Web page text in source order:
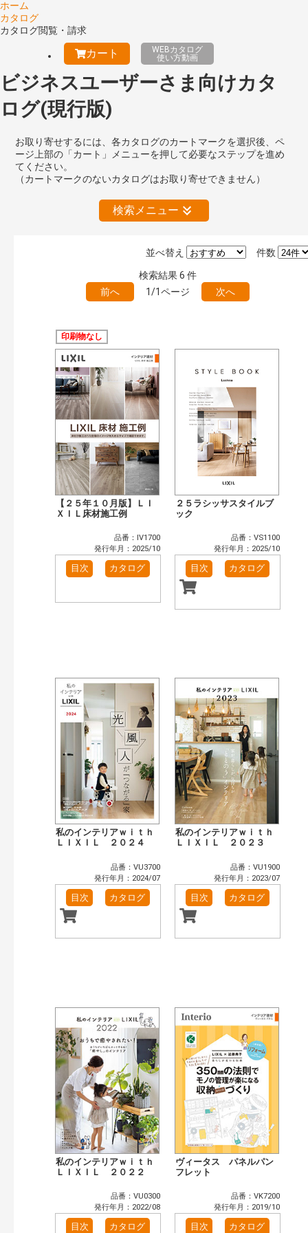
ホーム
カタログ
カタログ閲覧・請求
カート
WEBカタログ
使い方動画
ビジネスユーザーさま向けカタ
ログ(現行版)
お取り寄せするには、各カタログのカートマークを選択後、ペ
ージ上部の「カート」メニューを押して必要なステップを進め
てください。
（カートマークのないカタログはお取り寄せできません）
検索メニュー
絞り込みの解除
キーワード検索（あいまい）
目次も検索 検 索
おすすめハッシュタグ
まずはここから（7）
施工イメージ・アイデア集（6）
リフォームおすすめ（10）
省エネ住宅関連（1）
補助金・優遇制度を知る（2）
カタログ一覧＆使い方（1）
カテゴリー
窓・シャッター（1）
玄関ドア・引戸（5）
インテリア建材（6）
浴室（10）
太陽光発電・屋根・外壁（1）
発行年で検索
件数
並べ替え
検索結果6 件
前へ
1/1ページ 次へ
印刷物なし
【２５年１０月版】ＬＩ
ＸＩＬ床材施工例
品番：IV1700
発行年月：2025/10
目次 カタログ
２５ラシッサスタイルブ
ック
品番：VS1100
発行年月：2025/10
目次 カタログ
私のインテリアｗｉｔｈ
ＬＩＸＩＬ ２０２４
品番：VU3700
発行年月：2024/07
目次 カタログ
私のインテリアｗｉｔｈ
ＬＩＸＩＬ ２０２３
品番：VU1900
発行年月：2023/07
目次 カタログ
私のインテリアｗｉｔｈ
ＬＩＸＩＬ ２０２２
品番：VU0300
発行年月：2022/08
目次 カタログ
ヴィータス パネルパン
フレット
品番：VK7200
発行年月：2019/10
目次 カタログ